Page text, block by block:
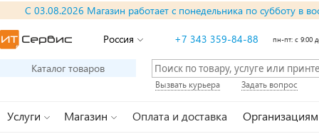
С 03.08.2026 Магазин работает с понедельника по субботу в
Россия +7 343 359-84-88 пн-пт: с 9:00
Каталог товаров
Вызвать курьера Задать вопрос
Услуги Магазин Оплата и доставка Организациям